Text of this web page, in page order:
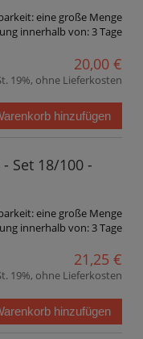
eine große Menge
innerhalb von:3 Tage
20,00 €
19%, ohne Lieferkosten
hinzufügen
Set 18/100 -
eine große Menge
innerhalb von:3 Tage
21,25 €
19%, ohne Lieferkosten
hinzufügen